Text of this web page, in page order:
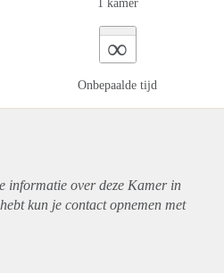
1 kamer
∞
Onbepaalde tijd
informatie over deze Kamer in
kun je contact opnemen met